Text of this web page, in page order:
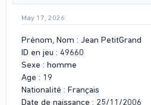
May 17, 2026
Prénom, Nom : Jean PetitGrand
ID en jeu : 49660
Sexe : homme
Age : 19
Nationalité : Français
Date de naissance : 25/11/2006